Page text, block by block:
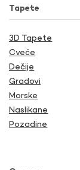
Tapete
3D Tapete
Cveće
Dečije
Gradovi
Morske
Naslikane
Pozadine